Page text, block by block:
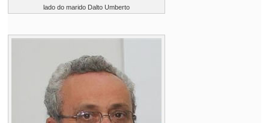
lado do marido Dalto Umberto